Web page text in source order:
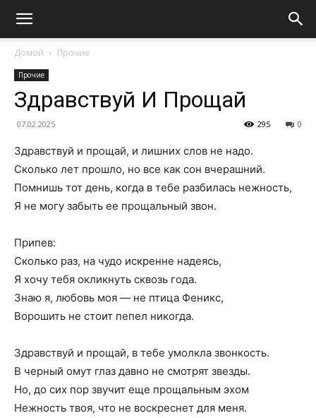
Домой Прочие
Прочие
Здравствуй И Прощай
07.02.2025 0
295
Здравствуй и прощай, и лишних слов не надо.
Сколько лет прошло, но все как сон вчерашний.
Помнишь тот день, когда в тебе разбилась нежность,
Я не могу забыть ее прощальный звон.
Припев:
Сколько раз, на чудо искренне надеясь,
Я хочу тебя окликнуть сквозь года.
Знаю я, любовь моя — не птица Феникс,
Ворошить не стоит пепел никогда.
Здравствуй и прощай, в тебе умолкла звонкость.
В черный омут глаз давно не смотрят звезды.
Но, до сих пор звучит еще прощальным эхом
Нежность твоя, что не воскреснет для меня.